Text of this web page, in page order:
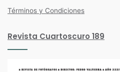
Términos y Condiciones
Revista Cuartoscuro 189